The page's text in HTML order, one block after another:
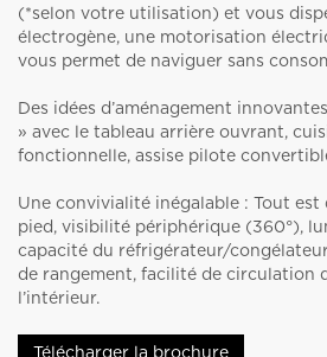
(*selon votre utilisation) et vous
électrogène, une motorisation
vous permet de naviguer sans
Des idées d’aménagement
» avec le tableau arrière ouvrant,
fonctionnelle, assise pilote
Une convivialité inégalable : Tout est
pied, visibilité périphérique (360°),
capacité du réfrigérateur/
de rangement, facilité de circulation
l’intérieur.
Télécharger la brochure